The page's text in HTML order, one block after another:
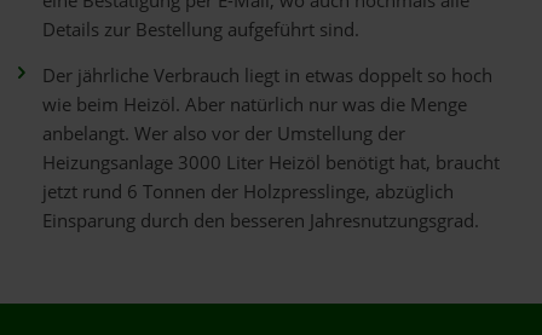
Details zur Bestellung aufgeführt sind.
Der jährliche Verbrauch liegt in etwas doppelt so hoch
wie beim Heizöl. Aber natürlich nur was die Menge
anbelangt. Wer also vor der Umstellung der
Heizungsanlage 3000 Liter Heizöl benötigt hat, braucht
jetzt rund 6 Tonnen der Holzpresslinge, abzüglich
Einsparung durch den besseren Jahresnutzungsgrad.